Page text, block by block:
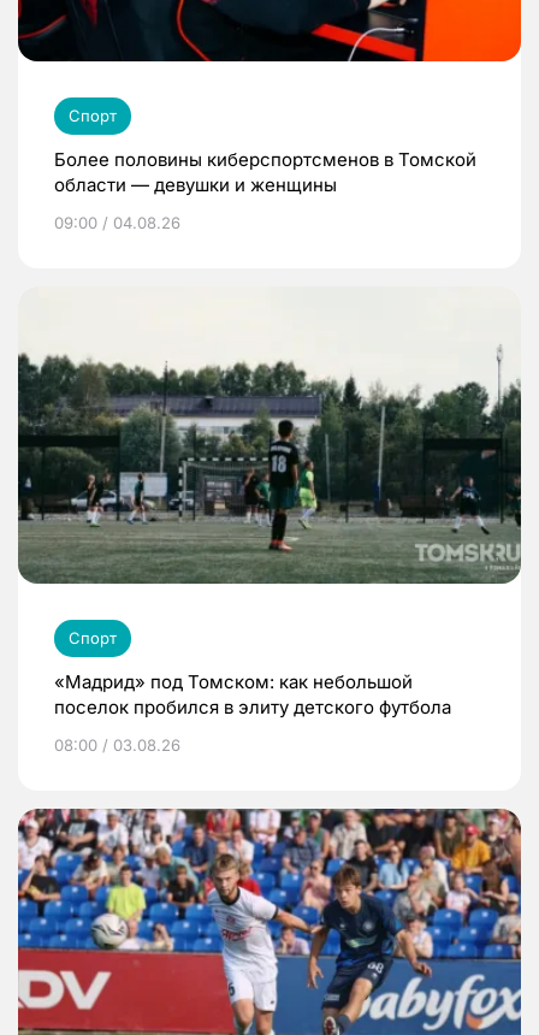
Спорт
Более половины киберспортсменов в Томской
области — девушки и женщины
09:00 / 04.08.26
Спорт
«Мадрид» под Томском: как небольшой
поселок пробился в элиту детского футбола
08:00 / 03.08.26